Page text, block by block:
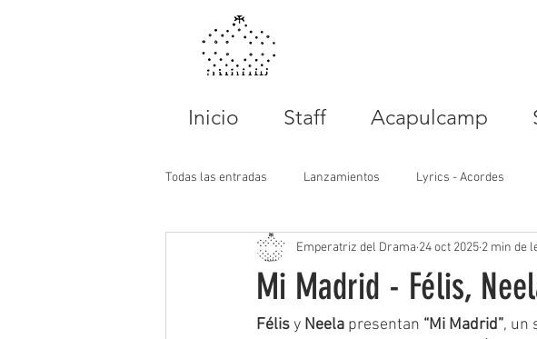
Inicio Staff Acapulcamp
Todas las entradas Lanzamientos Lyrics - Acordes
Mi Madrid - Félis,
Emperatriz del Drama 24 oct 2025 2 min de
Félis y Neela presentan “Mi Madrid”, un